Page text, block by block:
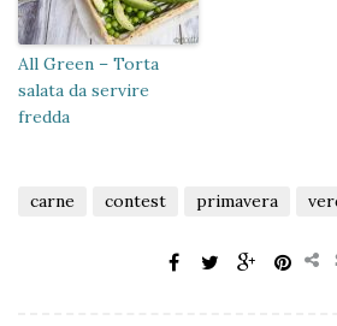
All Green – Torta
salata da servire
fredda
carne contest primavera